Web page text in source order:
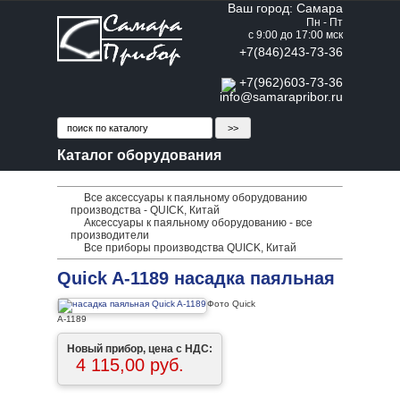
Ваш город: Самара
Пн - Пт
с 9:00 до 17:00 мск
+7(846)243-73-36
+7(962)603-73-36
info@samarapribor.ru
Каталог оборудования
Все аксессуары к паяльному оборудованию
производства - QUICK, Китай
Аксессуары к паяльному оборудованию - все
производители
Все приборы производства QUICK, Китай
Quick A-1189 насадка паяльная
Фото Quick
A-1189
Новый прибор, цена с НДС:
4 115,00 руб.